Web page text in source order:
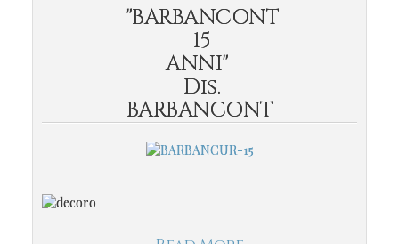
"BARBANCONT
15
ANNI"
Dis.
BARBANCONT